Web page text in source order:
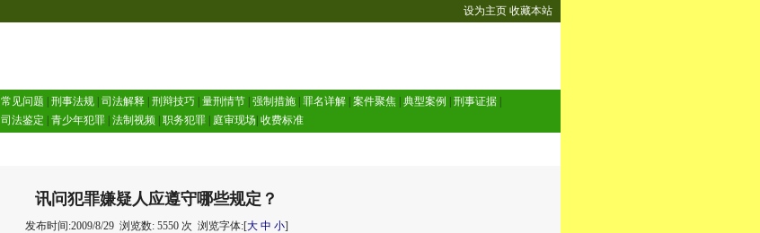
设为主页 收藏本站
常见问题 刑事法规 司法解释 刑辩技巧 量刑情节 强制措施 罪名详解 案件聚焦 典型案例 刑事证据
司法鉴定 青少年犯罪 法制视频 职务犯罪| 庭审现场| 收费标准
讯问犯罪嫌疑人应遵守哪些规定？
发布时间:2009/8/29 浏览数: 5550 次 浏览字体:[大 中 小]